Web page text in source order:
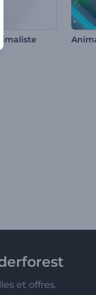
et offres.